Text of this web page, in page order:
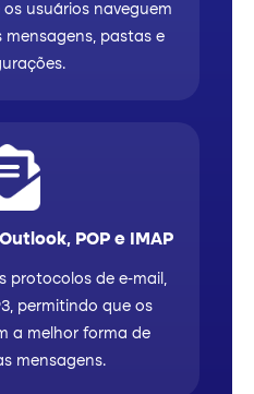
usuários naveguem
pastas e
POP e IMAP
protocolos de e-mail,
permitindo que os
a melhor forma de
mensagens.